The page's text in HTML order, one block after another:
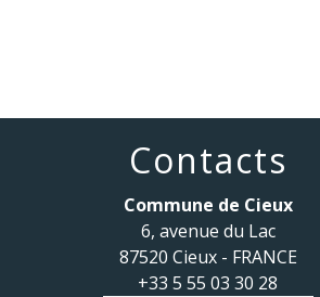
Contacts
Commune de Cieux
6, avenue du Lac
87520 Cieux - FRANCE
+33 5 55 03 30 28